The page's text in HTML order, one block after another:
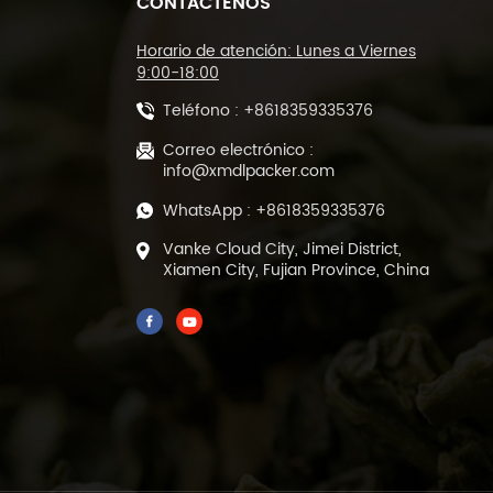
Máquina cortadora de
máquina
450L y DL-BSB-4020
de corte y sellado
térmico de película
POF DL-450L
Máquina empacadora
de llenado y sellado
de té verde de hojas
Horario de atención: Lunes a Viernes
9:00-18:00
Teléfono : +8618359335376
Correo electrónico :
info@xmdlpacker.com
WhatsApp : +8618359335376
Vanke Cloud City, Jimei District,
Xiamen City, Fujian Province, China